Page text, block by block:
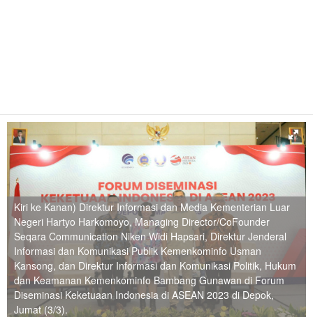
Kiri ke Kanan) Direktur Informasi dan Media Kementerian Luar
Negeri Hartyo Harkomoyo, Managing Director/CoFounder
Seqara Communication Niken Widi Hapsari, Direktur Jenderal
Informasi dan Komunikasi Publik Kemenkominfo Usman
Kansong, dan ​​Direktur Informasi dan Komunikasi Politik, Hukum
dan Keamanan Kemenkominfo Bambang Gunawan di Forum
Diseminasi Keketuaan Indonesia di ASEAN 2023 di Depok,
Jumat (3/3).